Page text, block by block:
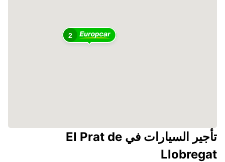
2
تأجير السيارات في El Prat de
Llobregat